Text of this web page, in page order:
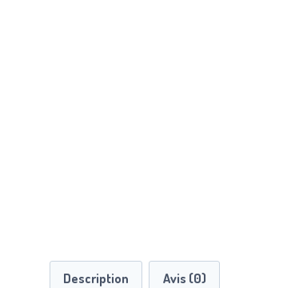
Description Avis (0)